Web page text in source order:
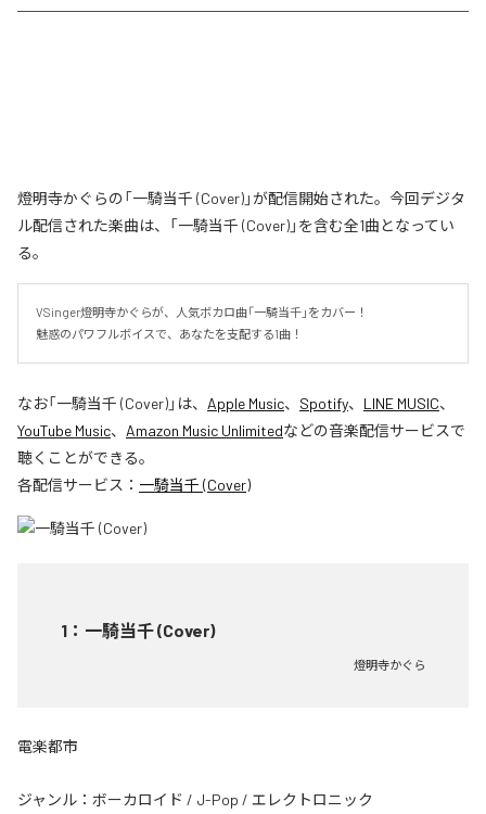
燈明寺かぐらの「一騎当千 (Cover)」が配信開始された。今回デジタ
ル配信された楽曲は、「一騎当千 (Cover)」を含む全1曲となってい
る。
VSinger燈明寺かぐらが、人気ボカロ曲「一騎当千」をカバー！
魅惑のパワフルボイスで、あなたを支配する1曲！
なお「一騎当千 (Cover)」は、 Apple Music、 Spotify、 LINE MUSIC、
YouTube Music、 Amazon Music Unlimitedなどの音楽配信サービスで
聴くことができる。
各配信サービス： 一騎当千 (Cover)
1 ： 一騎当千 (Cover)
燈明寺かぐら
電楽都市
ジャンル： ボーカロイド / J-Pop / エレクトロニック